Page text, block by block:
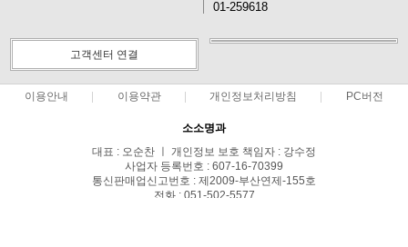
01-259618
고객센터 연결
이용안내 이용약관 개인정보처리방침 PC버전
소소명과
대표 : 오순찬 ㅣ 개인정보 보호 책임자 : 강수정
사업자 등록번호 : 607-16-70399
통신판매업신고번호 : 제2009-부산연제-155호
전화 : 051-502-5577